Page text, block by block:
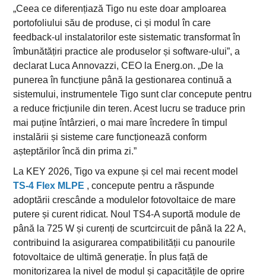
„Ceea ce diferențiază Tigo nu este doar amploarea
portofoliului său de produse, ci și modul în care
feedback-ul instalatorilor este sistematic transformat în
îmbunătățiri practice ale produselor și software-ului”, a
declarat Luca Annovazzi, CEO la Energ.on. „De la
punerea în funcțiune până la gestionarea continuă a
sistemului, instrumentele Tigo sunt clar concepute pentru
a reduce fricțiunile din teren. Acest lucru se traduce prin
mai puține întârzieri, o mai mare încredere în timpul
instalării și sisteme care funcționează conform
așteptărilor încă din prima zi.”
La KEY 2026, Tigo va expune și cel mai recent model
TS-4 Flex MLPE , concepute pentru a răspunde
adoptării crescânde a modulelor fotovoltaice de mare
putere și curent ridicat. Noul TS4-A suportă module de
până la 725 W și curenți de scurtcircuit de până la 22 A,
contribuind la asigurarea compatibilității cu panourile
fotovoltaice de ultimă generație. În plus față de
monitorizarea la nivel de modul și capacitățile de oprire